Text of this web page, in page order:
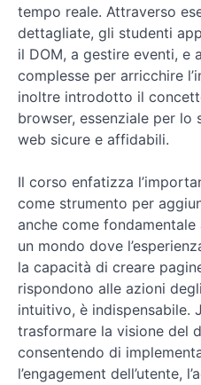
Course
Overview
tempo reale. Attraverso
dettagliate, gli studenti
il DOM, a gestire eventi, e
complesse per arricchire
inoltre introdotto il
browser, essenziale per
web sicure e affidabili.
Il corso enfatizza
come strumento per
anche come
un mondo dove
la capacità di creare
rispondono alle azioni
intuitivo, è indispensabile.
trasformare la visione del
consentendo di
l’engagement dell’utente,